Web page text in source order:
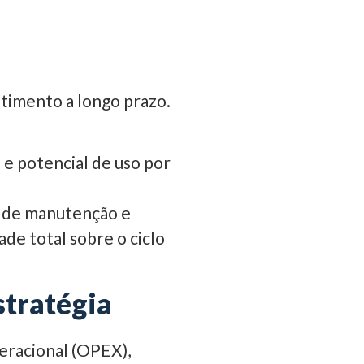
a longo prazo.
potencial de uso por
manutenção e
total sobre o ciclo
(OPEX),